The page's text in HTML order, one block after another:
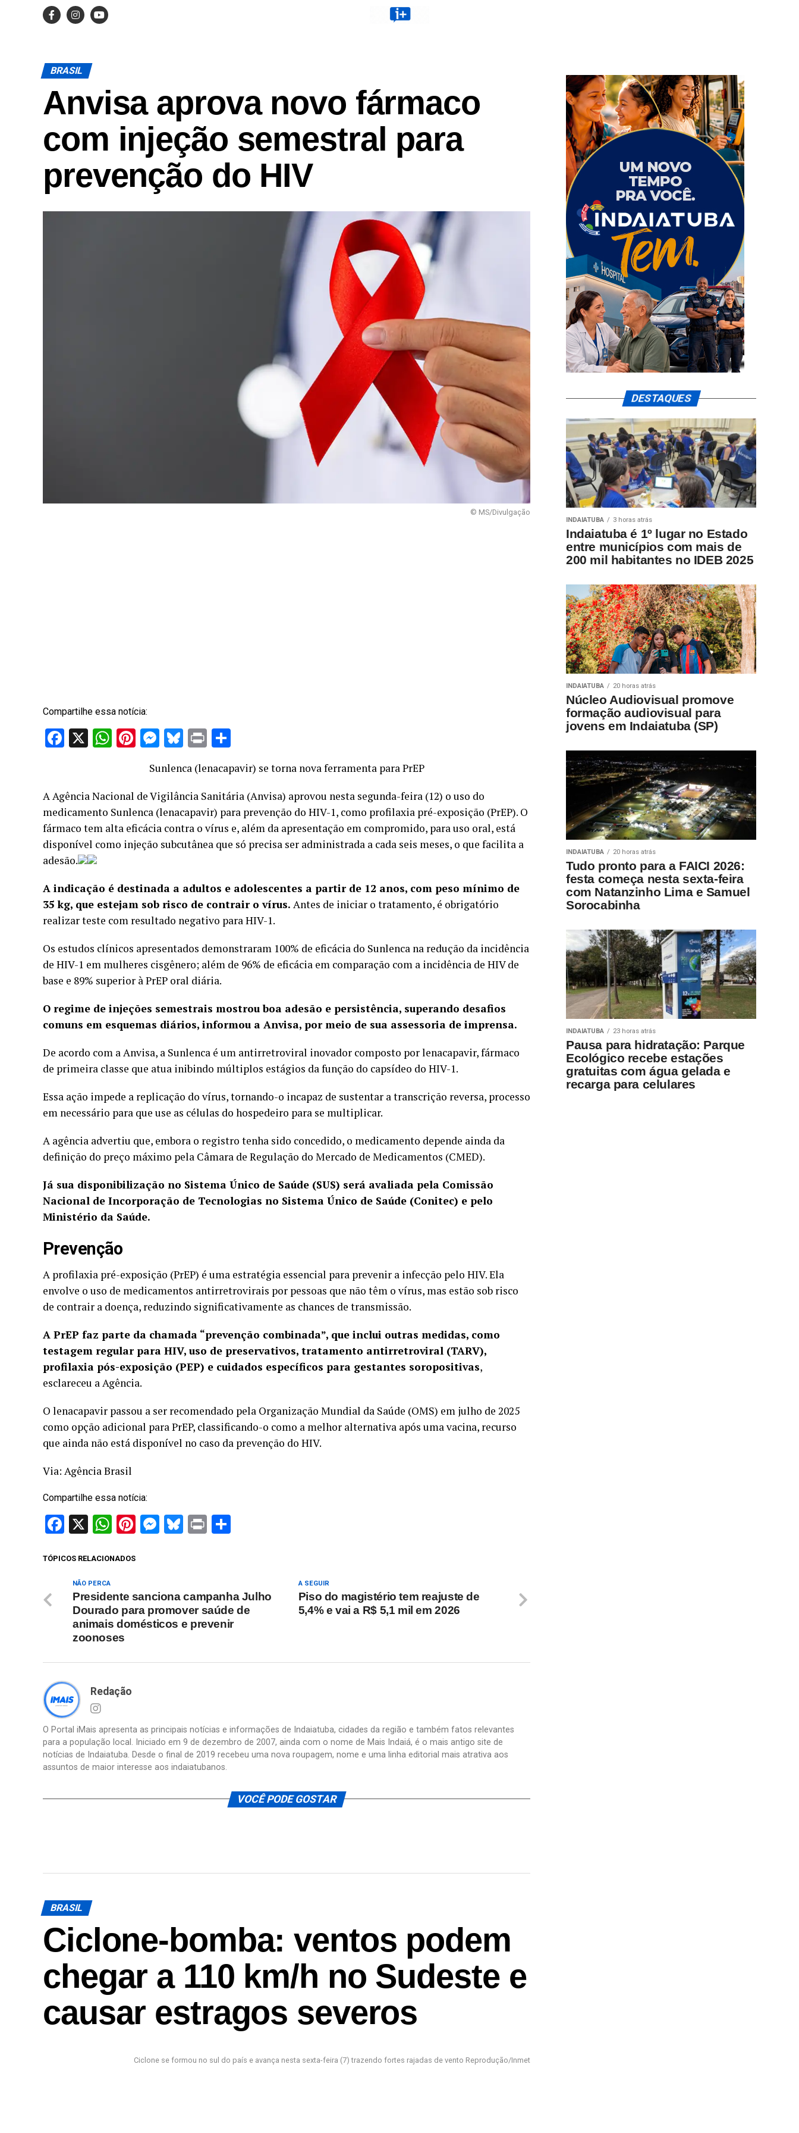
BRASIL
Anvisa aprova novo fármaco
com injeção semestral para
prevenção do HIV
© MS/Divulgação
Compartilhe essa notícia:
Facebook
X WhatsApp
Pinterest
Messenger
Bluesky
Print
Sunlenca (lenacapavir) se torna nova ferramenta para PrEP
A Agência Nacional de Vigilância Sanitária (Anvisa) aprovou nesta segunda-feira (12) o uso do
medicamento Sunlenca (lenacapavir) para prevenção do HIV-1, como profilaxia pré-exposição (PrEP). O
fármaco tem alta eficácia contra o vírus e, além da apresentação em compromido, para uso oral, está
disponível como injeção subcutânea que só precisa ser administrada a cada seis meses, o que facilita a
adesão.
A indicação é destinada a adultos e adolescentes a partir de 12 anos, com peso mínimo de
35 kg, que estejam sob risco de contrair o vírus. Antes de iniciar o tratamento, é obrigatório
realizar teste com resultado negativo para HIV-1.
Os estudos clínicos apresentados demonstraram 100% de eficácia do Sunlenca na redução da incidência
de HIV-1 em mulheres cisgênero; além de 96% de eficácia em comparação com a incidência de HIV de
base e 89% superior à PrEP oral diária.
O regime de injeções semestrais mostrou boa adesão e persistência, superando desafios
comuns em esquemas diários, informou a Anvisa, por meio de sua assessoria de imprensa.
De acordo com a Anvisa, a Sunlenca é um antirretroviral inovador composto por lenacapavir, fármaco
de primeira classe que atua inibindo múltiplos estágios da função do capsídeo do HIV-1.
Essa ação impede a replicação do vírus, tornando-o incapaz de sustentar a transcrição reversa, processo
em necessário para que use as células do hospedeiro para se multiplicar.
A agência advertiu que, embora o registro tenha sido concedido, o medicamento depende ainda da
definição do preço máximo pela Câmara de Regulação do Mercado de Medicamentos (CMED).
Já sua disponibilização no Sistema Único de Saúde (SUS) será avaliada pela Comissão
Nacional de Incorporação de Tecnologias no Sistema Único de Saúde (Conitec) e pelo
Ministério da Saúde.
Prevenção
A profilaxia pré-exposição (PrEP) é uma estratégia essencial para prevenir a infecção pelo HIV. Ela
envolve o uso de medicamentos antirretrovirais por pessoas que não têm o vírus, mas estão sob risco
de contrair a doença, reduzindo significativamente as chances de transmissão.
A PrEP faz parte da chamada “prevenção combinada”, que inclui outras medidas, como
testagem regular para HIV, uso de preservativos, tratamento antirretroviral (TARV),
profilaxia pós-exposição (PEP) e cuidados específicos para gestantes soropositivas,
esclareceu a Agência.
O lenacapavir passou a ser recomendado pela Organização Mundial da Saúde (OMS) em julho de 2025
como opção adicional para PrEP, classificando-o como a melhor alternativa após uma vacina, recurso
que ainda não está disponível no caso da prevenção do HIV.
Via: Agência Brasil
Compartilhe essa notícia:
Facebook
X WhatsApp
Pinterest
Messenger
Bluesky
Print
TÓPICOS RELACIONADOS
A SEGUIR
Piso do magistério tem reajuste de
5,4% e vai a R$ 5,1 mil em 2026
NÃO PERCA
Presidente sanciona campanha Julho
Dourado para promover saúde de
animais domésticos e prevenir
zoonoses
Redação
O Portal iMais apresenta as principais notícias e informações de Indaiatuba, cidades da região e também fatos relevantes
para a população local. Iniciado em 9 de dezembro de 2007, ainda com o nome de Mais Indaiá, é o mais antigo site de
notícias de Indaiatuba. Desde o final de 2019 recebeu uma nova roupagem, nome e uma linha editorial mais atrativa aos
assuntos de maior interesse aos indaiatubanos.
VOCÊ PODE GOSTAR
BRASIL
Ciclone-bomba: ventos podem
chegar a 110 km/h no Sudeste e
causar estragos severos
Ciclone se formou no sul do país e avança nesta sexta-feira (7) trazendo fortes rajadas de vento Reprodução/Inmet
DESTAQUES
INDAIATUBA 3 horas atrás
Indaiatuba é 1º lugar no Estado
entre municípios com mais de
200 mil habitantes no IDEB 2025
INDAIATUBA 20 horas atrás
Núcleo Audiovisual promove
formação audiovisual para
jovens em Indaiatuba (SP)
INDAIATUBA 20 horas atrás
Tudo pronto para a FAICI 2026:
festa começa nesta sexta-feira
com Natanzinho Lima e Samuel
Sorocabinha
INDAIATUBA 23 horas atrás
Pausa para hidratação: Parque
Ecológico recebe estações
gratuitas com água gelada e
recarga para celulares